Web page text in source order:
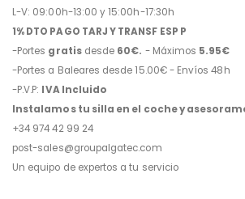
L-V: 09:00h-13:00 y 15:00h-17:30h
1% DTO PAGO TARJ Y TRANSF ESP P
-Portes gratisdesde 60€. - Máximos 5.95€
-Portes a Baleares desde 15.00€ - Envíos 48h
-P.V.P: IVA Incluido
Instalamos tu silla en el coche y
+34 974 42 99 24
post-sales@groupalgatec.com
Un equipo de expertos a tu servicio